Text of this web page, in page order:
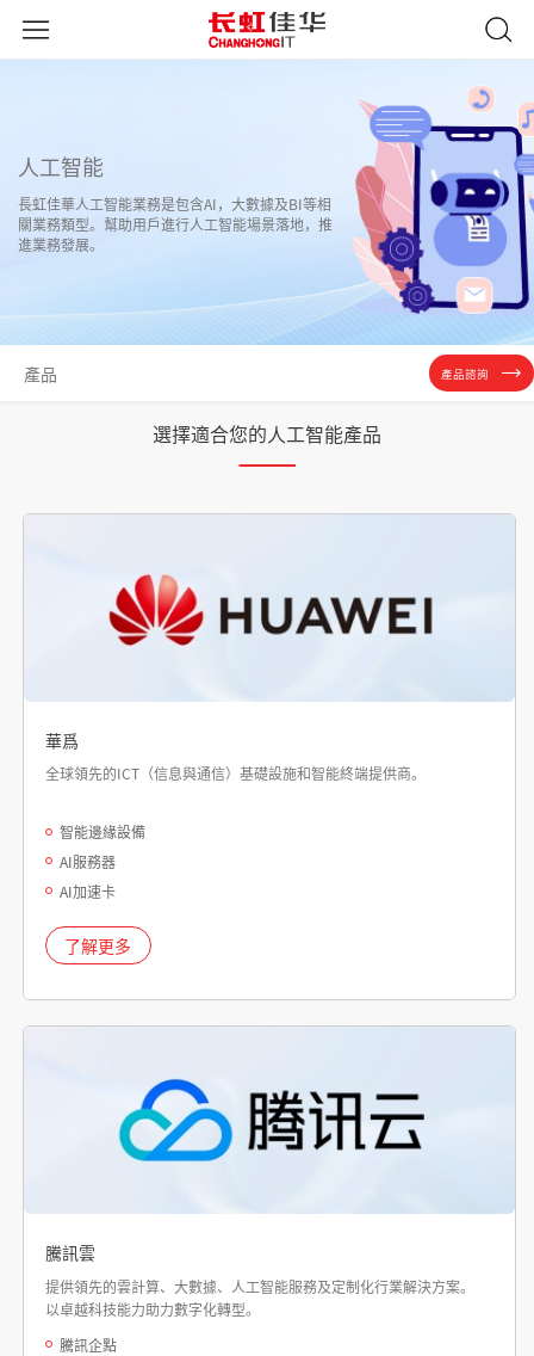
人工智能
長虹佳華人工智能業務是包含AI，大數據及BI等相
關業務類型。幫助用戶進行人工智能場景落地，推
進業務發展。
產品 產品諮詢
選擇適合您的人工智能產品
華爲
全球領先的ICT（信息與通信）基礎設施和智能終端提供商。
智能邊緣設備
AI服務器
AI加速卡
了解更多
騰訊雲
提供領先的雲計算、大數據、人工智能服務及定制化行業解決方案。
以卓越科技能力助力數字化轉型。
騰訊企點